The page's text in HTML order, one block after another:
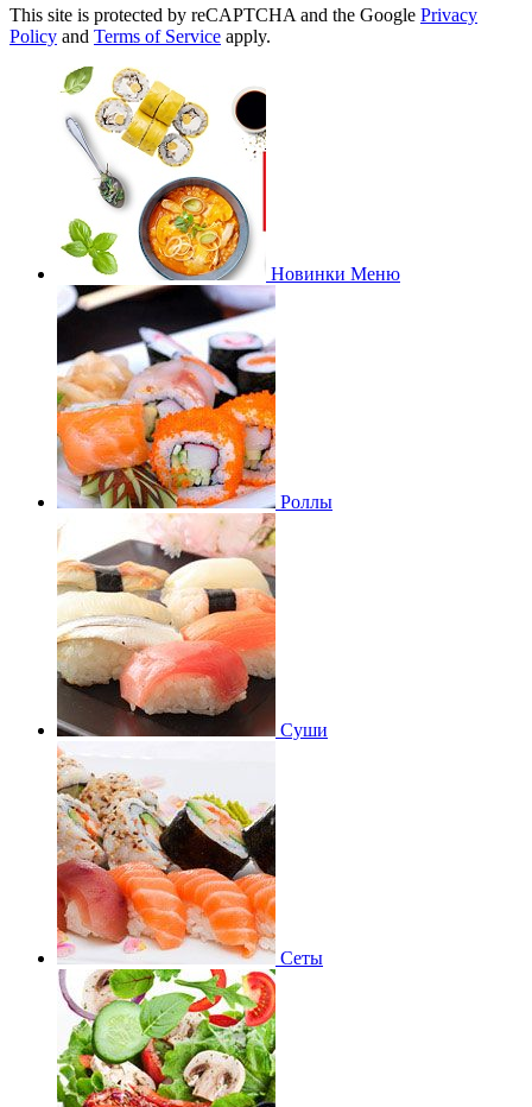
This site is protected by reCAPTCHA and the Google Privacy
Policy and Terms of Service apply.
Новинки Меню
Роллы
Суши
Сеты